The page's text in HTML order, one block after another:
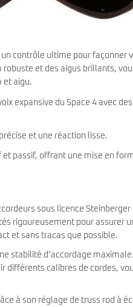
contrôle ultime pour façonner
et des aigus brillants,
et aigu.
expansive du Space 4 avec des
et une réaction lisse.
passif, offrant une mise en
sous licence Steinberger
rigoureusement pour assurer
et sans tracas que possible.
stabilité d’accordage maximale.
différents calibres de cordes,
à son réglage de truss rod à